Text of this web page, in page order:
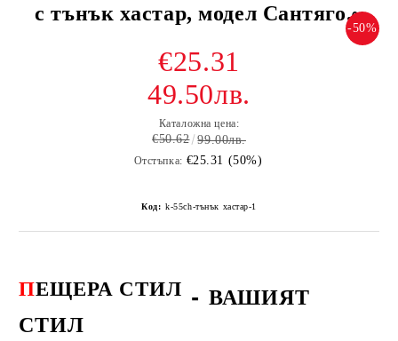
с тънък хастар, модел Сантяго.~
-50%
€25.31
49.50лв.
Каталожна цена:
€50.62 99.00лв.
Отстъпка: €25.31 (50%)
Код: k-55ch-тънък хастар-1
ПЕЩЕРА СТИЛ - ВАШИЯТ
СТИЛ